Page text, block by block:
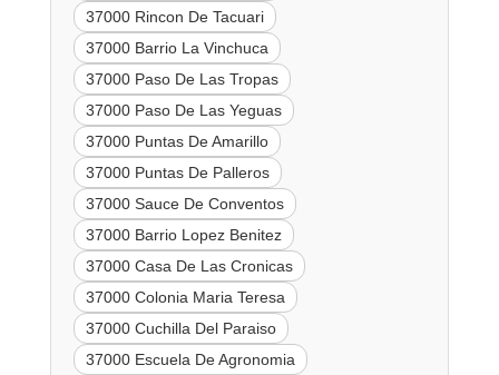
37000 Rincon De Tacuari
37000 Barrio La Vinchuca
37000 Paso De Las Tropas
37000 Paso De Las Yeguas
37000 Puntas De Amarillo
37000 Puntas De Palleros
37000 Sauce De Conventos
37000 Barrio Lopez Benitez
37000 Casa De Las Cronicas
37000 Colonia Maria Teresa
37000 Cuchilla Del Paraiso
37000 Escuela De Agronomia